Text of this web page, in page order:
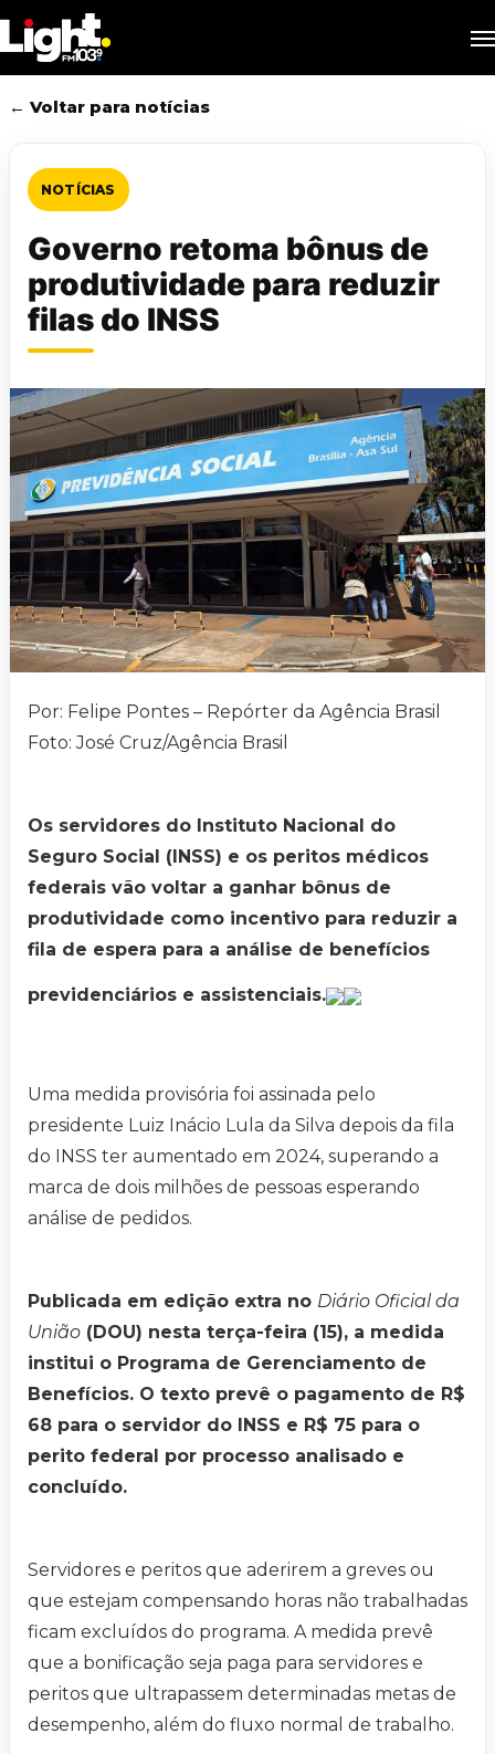
to
main
content
← Voltar para notícias
NOTÍCIAS
Governo retoma bônus de
produtividade para reduzir
filas do INSS
Por: Felipe Pontes – Repórter da Agência Brasil
Foto: José Cruz/Agência Brasil
Os servidores do Instituto Nacional do
Seguro Social (INSS) e os peritos médicos
federais vão voltar a ganhar bônus de
produtividade como incentivo para reduzir a
fila de espera para a análise de benefícios
previdenciários e assistenciais.
Uma medida provisória foi assinada pelo
presidente Luiz Inácio Lula da Silva depois da fila
do INSS ter aumentado em 2024, superando a
marca de dois milhões de pessoas esperando
análise de pedidos.
Publicada em edição extra no Diário Oficial da
União (DOU) nesta terça-feira (15), a medida
institui o Programa de Gerenciamento de
Benefícios. O texto prevê o pagamento de R$
68 para o servidor do INSS e R$ 75 para o
perito federal por processo analisado e
concluído.
Servidores e peritos que aderirem a greves ou
que estejam compensando horas não trabalhadas
ficam excluídos do programa. A medida prevê
que a bonificação seja paga para servidores e
peritos que ultrapassem determinadas metas de
desempenho, além do fluxo normal de trabalho.